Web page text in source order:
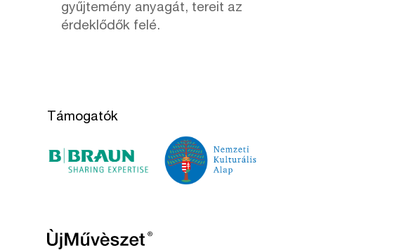
gyűjtemény anyagát, tereit az
érdeklődők felé.
Támogatók